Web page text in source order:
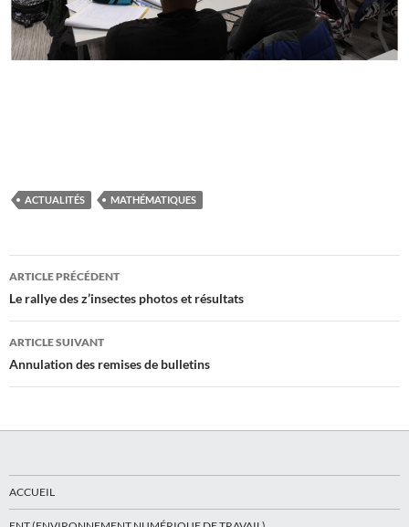
ACTUALITÉS MATHÉMATIQUES
Navigation
des
articles
ARTICLE PRÉCÉDENT
Le rallye des z’insectes photos et résultats
ARTICLE SUIVANT
Annulation des remises de bulletins
ACCUEIL